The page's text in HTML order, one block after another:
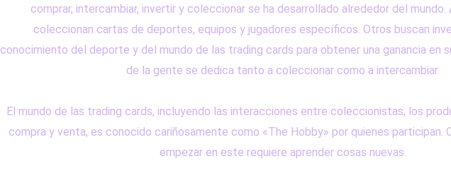
comprar, intercambiar, invertir y coleccionar se ha desarrollado alrededor del mundo.
coleccionan cartas de deportes, equipos y jugadores específicos. Otros buscan
conocimiento del deporte y del mundo de las trading cards para obtener una ganancia en
de la gente se dedica tanto a coleccionar como a intercambiar.
El mundo de las trading cards, incluyendo las interacciones entre coleccionistas, los
compra y venta, es conocido cariñosamente como «The Hobby» por quienes participan.
empezar en este requiere aprender cosas nuevas.